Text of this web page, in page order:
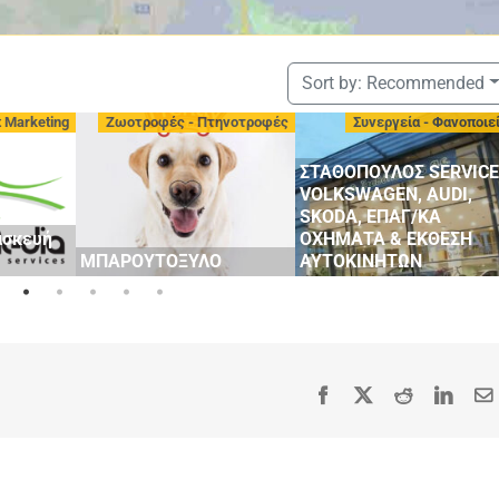
Sort by: Recommended
Marketing Ζωοτροφές - Πτηνοτροφές
ΜΠΑΡΟΥΤΟΞΥΛΟ
Συνεργεία -
ΣΤΑΘΟΠΟΥΛΟΣ SERVICE
VOLKSWAGEN, AUDI,
SKODA, ΕΠΑΓ/ΚΑ
ΟΧΗΜΑΤΑ & ΕΚΘΕΣΗ
ΑΥΤΟΚΙΝΗΤΩΝ
Facebook Reddit